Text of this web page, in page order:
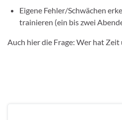
Eigene Fehler/Schwächen
trainieren (ein bis zwei
Auch hier die Frage: Wer hat Zeit